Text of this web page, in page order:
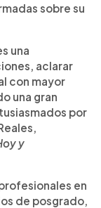
sobre su
una
aclarar
con mayor
una gran
por
y
en
de posgrado,